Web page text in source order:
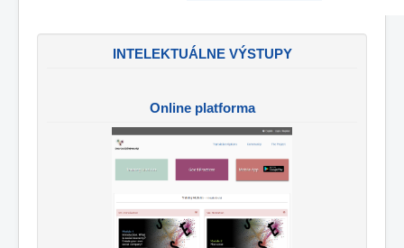
INTELEKTUÁLNE VÝSTUPY
Online platforma